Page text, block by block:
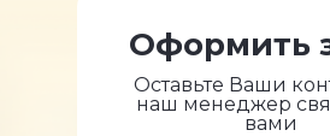
Оформить
Оставьте Ваши
наш менеджер
вами